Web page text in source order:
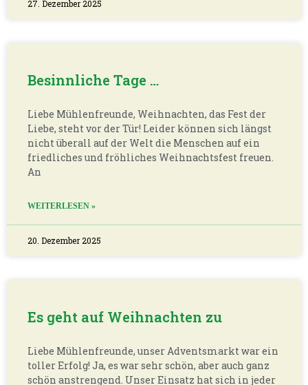
27. Dezember 2025
Besinnliche Tage …
Liebe Mühlenfreunde, Weihnachten, das Fest der
Liebe, steht vor der Tür! Leider können sich längst
nicht überall auf der Welt die Menschen auf ein
friedliches und fröhliches Weihnachtsfest freuen.
An
WEITERLESEN »
20. Dezember 2025
Es geht auf Weihnachten zu
Liebe Mühlenfreunde, unser Adventsmarkt war ein
toller Erfolg! Ja, es war sehr schön, aber auch ganz
schön anstrengend. Unser Einsatz hat sich in jeder